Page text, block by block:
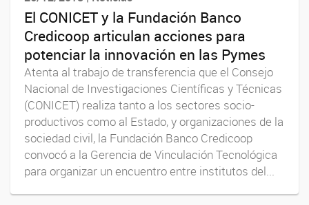
El CONICET y la Fundación Banco
Credicoop articulan acciones para
potenciar la innovación en las Pymes
Atenta al trabajo de transferencia que el Consejo
Nacional de Investigaciones Científicas y Técnicas
(CONICET) realiza tanto a los sectores socio-
productivos como al Estado, y organizaciones de la
sociedad civil, la Fundación Banco Credicoop
convocó a la Gerencia de Vinculación Tecnológica
para organizar un encuentro entre institutos del...